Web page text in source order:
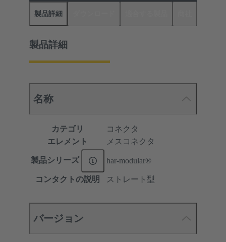
製品詳細
製品詳細
名称
カテゴリ
コネクタ
エレメント
メスコネクタ
製品シリーズ har-modular®
コンタクトの説明 ストレート型
バージョン